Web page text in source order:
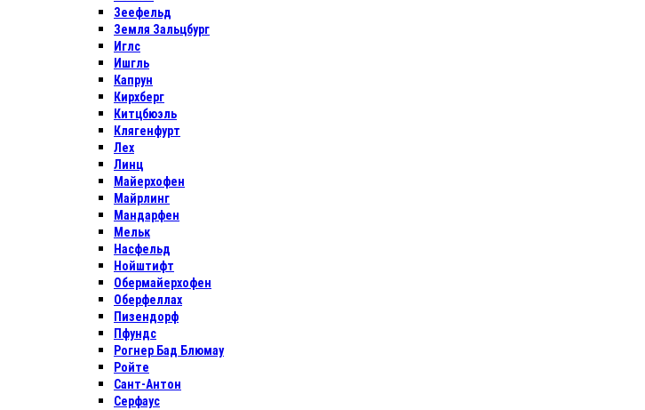
Зеефельд
Земля Зальцбург
Иглс
Ишгль
Капрун
Кирхберг
Китцбюэль
Клягенфурт
Лех
Линц
Майерхофен
Майрлинг
Мандарфен
Мельк
Насфельд
Нойштифт
Обермайерхофен
Оберфеллах
Пизендорф
Пфундс
Рогнер Бад Блюмау
Ройте
Сант-Антон
Серфаус